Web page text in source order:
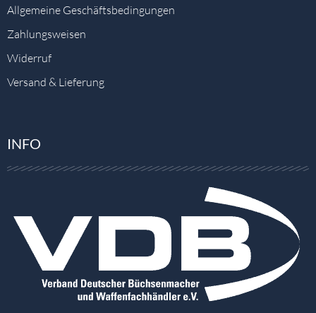
Allgemeine Geschäftsbedingungen
Zahlungsweisen
Widerruf
Versand & Lieferung
INFO